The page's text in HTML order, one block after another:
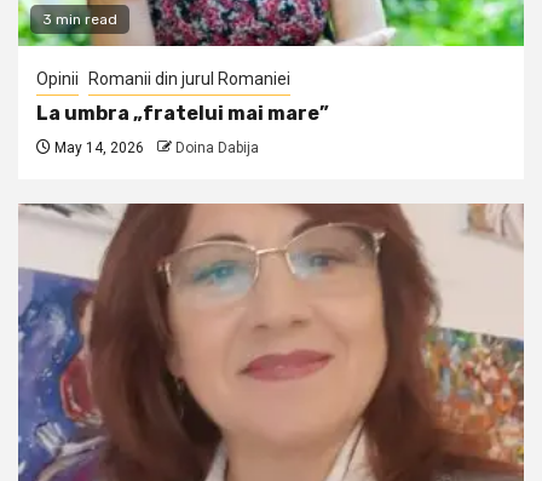
3 min read
Opinii Romanii din jurul Romaniei
La umbra „fratelui mai mare”
May 14, 2026 Doina Dabija